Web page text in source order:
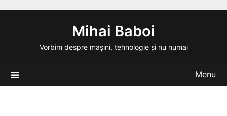
Mihai Baboi
Vorbim despre mașini, tehnologie și nu numai
Menu